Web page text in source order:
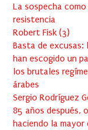
La sospecha
resistencia
Robert Fisk (3)
Basta de
han escogido un
los brutales
árabes
Sergio Rodríguez
85 años después,
haciendo la